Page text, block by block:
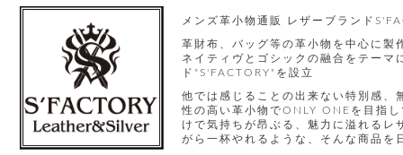
メンズ革小物通販 レザーブランド
革財布、バッグ等の革小物を中心に製
ネイティヴとゴシックの融合をテー
ド"S'FACTORY"を設立
他では感じることの出来ない特別感、
性の高い革小物でONLY ONEを目指
けで気持ちが昂ぶる、魅力に溢れるレ
がら一杯やれるような、そんな商品を